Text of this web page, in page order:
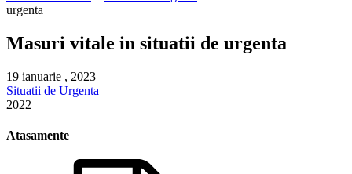
urgenta
Masuri vitale in situatii de urgenta
19 ianuarie , 2023
Situatii de Urgenta
2022
Atasamente